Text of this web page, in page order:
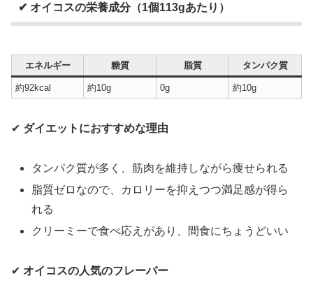
✔ オイコスの栄養成分（1個113gあたり）
エネルギー 糖質 脂質 タンパク質
約92kcal 約10g 0g 約10g
✔ ダイエットにおすすめな理由
タンパク質が多く、筋肉を維持しながら痩せられる
脂質ゼロなので、カロリーを抑えつつ満足感が得ら
れる
クリーミーで食べ応えがあり、間食にちょうどいい
✔ オイコスの人気のフレーバー